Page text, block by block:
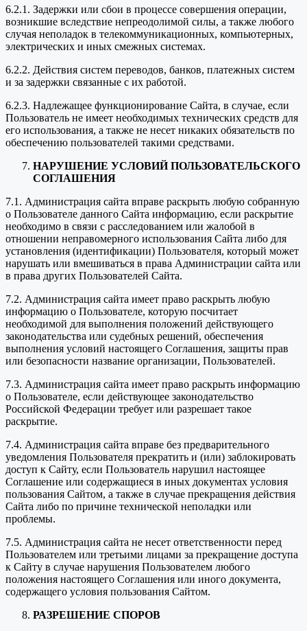
6.2.1. Задержки или сбои в процессе совершения операции,
возникшие вследствие непреодолимой силы, а также любого
случая неполадок в телекоммуникационных, компьютерных,
электрических и иных смежных системах.
6.2.2. Действия систем переводов, банков, платежных систем
и за задержки связанные с их работой.
6.2.3. Надлежащее функционирование Сайта, в случае, если
Пользователь не имеет необходимых технических средств для
его использования, а также не несет никаких обязательств по
обеспечению пользователей такими средствами.
НАРУШЕНИЕ УСЛОВИЙ ПОЛЬЗОВАТЕЛЬСКОГО
СОГЛАШЕНИЯ
7.1. Администрация сайта вправе раскрыть любую собранную
о Пользователе данного Сайта информацию, если раскрытие
необходимо в связи с расследованием или жалобой в
отношении неправомерного использования Сайта либо для
установления (идентификации) Пользователя, который может
нарушать или вмешиваться в права Администрации сайта или
в права других Пользователей Сайта.
7.2. Администрация сайта имеет право раскрыть любую
информацию о Пользователе, которую посчитает
необходимой для выполнения положений действующего
законодательства или судебных решений, обеспечения
выполнения условий настоящего Соглашения, защиты прав
или безопасности название организации, Пользователей.
7.3. Администрация сайта имеет право раскрыть информацию
о Пользователе, если действующее законодательство
Российской Федерации требует или разрешает такое
раскрытие.
7.4. Администрация сайта вправе без предварительного
уведомления Пользователя прекратить и (или) заблокировать
доступ к Сайту, если Пользователь нарушил настоящее
Соглашение или содержащиеся в иных документах условия
пользования Сайтом, а также в случае прекращения действия
Сайта либо по причине технической неполадки или
проблемы.
7.5. Администрация сайта не несет ответственности перед
Пользователем или третьими лицами за прекращение доступа
к Сайту в случае нарушения Пользователем любого
положения настоящего Соглашения или иного документа,
содержащего условия пользования Сайтом.
РАЗРЕШЕНИЕ СПОРОВ